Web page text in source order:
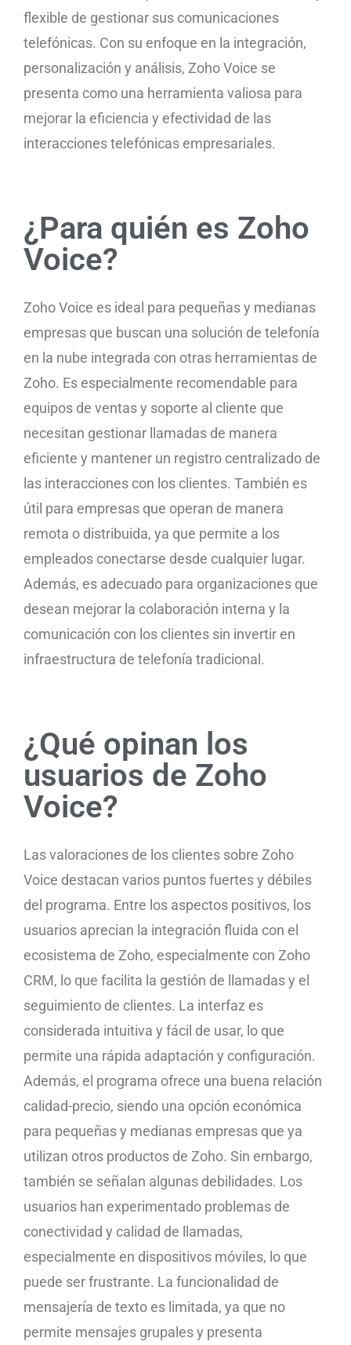
flexible de gestionar sus comunicaciones
telefónicas. Con su enfoque en la integración,
personalización y análisis, Zoho Voice se
presenta como una herramienta valiosa para
mejorar la eficiencia y efectividad de las
interacciones telefónicas empresariales.
¿Para quién es Zoho
Voice?
Zoho Voice es ideal para pequeñas y medianas
empresas que buscan una solución de telefonía
en la nube integrada con otras herramientas de
Zoho. Es especialmente recomendable para
equipos de ventas y soporte al cliente que
necesitan gestionar llamadas de manera
eficiente y mantener un registro centralizado de
las interacciones con los clientes. También es
útil para empresas que operan de manera
remota o distribuida, ya que permite a los
empleados conectarse desde cualquier lugar.
Además, es adecuado para organizaciones que
desean mejorar la colaboración interna y la
comunicación con los clientes sin invertir en
infraestructura de telefonía tradicional.
¿Qué opinan los
usuarios de Zoho
Voice?
Las valoraciones de los clientes sobre Zoho
Voice destacan varios puntos fuertes y débiles
del programa. Entre los aspectos positivos, los
usuarios aprecian la integración fluida con el
ecosistema de Zoho, especialmente con Zoho
CRM, lo que facilita la gestión de llamadas y el
seguimiento de clientes. La interfaz es
considerada intuitiva y fácil de usar, lo que
permite una rápida adaptación y configuración.
Además, el programa ofrece una buena relación
calidad-precio, siendo una opción económica
para pequeñas y medianas empresas que ya
utilizan otros productos de Zoho. Sin embargo,
también se señalan algunas debilidades. Los
usuarios han experimentado problemas de
conectividad y calidad de llamadas,
especialmente en dispositivos móviles, lo que
puede ser frustrante. La funcionalidad de
mensajería de texto es limitada, ya que no
permite mensajes grupales y presenta